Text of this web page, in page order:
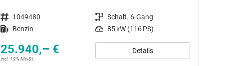
Fahrzeugnummer 1049480 Getriebe Schalt. 6-Gang
Kraftstoff Benzin Leistung 85 kW (116 PS)
25.940,– €
incl. 19% MwSt.
Details